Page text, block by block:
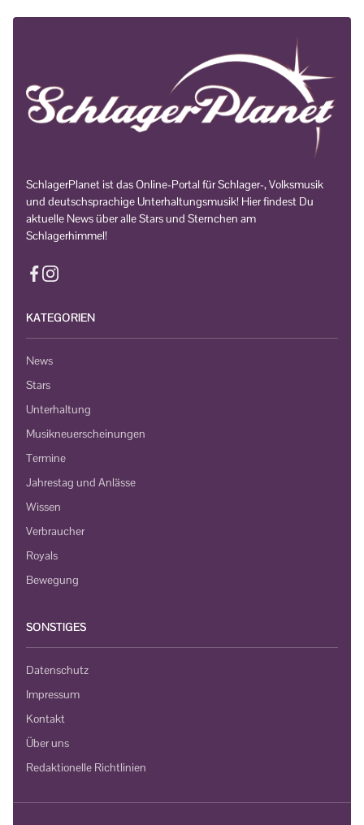
SchlagerPlanet ist das Online-Portal für Schlager-, Volksmusik
und deutschsprachige Unterhaltungsmusik! Hier findest Du
aktuelle News über alle Stars und Sternchen am
Schlagerhimmel!
KATEGORIEN
News
Stars
Unterhaltung
Musikneuerscheinungen
Termine
Jahrestag und Anlässe
Wissen
Verbraucher
Royals
Bewegung
SONSTIGES
Datenschutz
Impressum
Kontakt
Über uns
Redaktionelle Richtlinien